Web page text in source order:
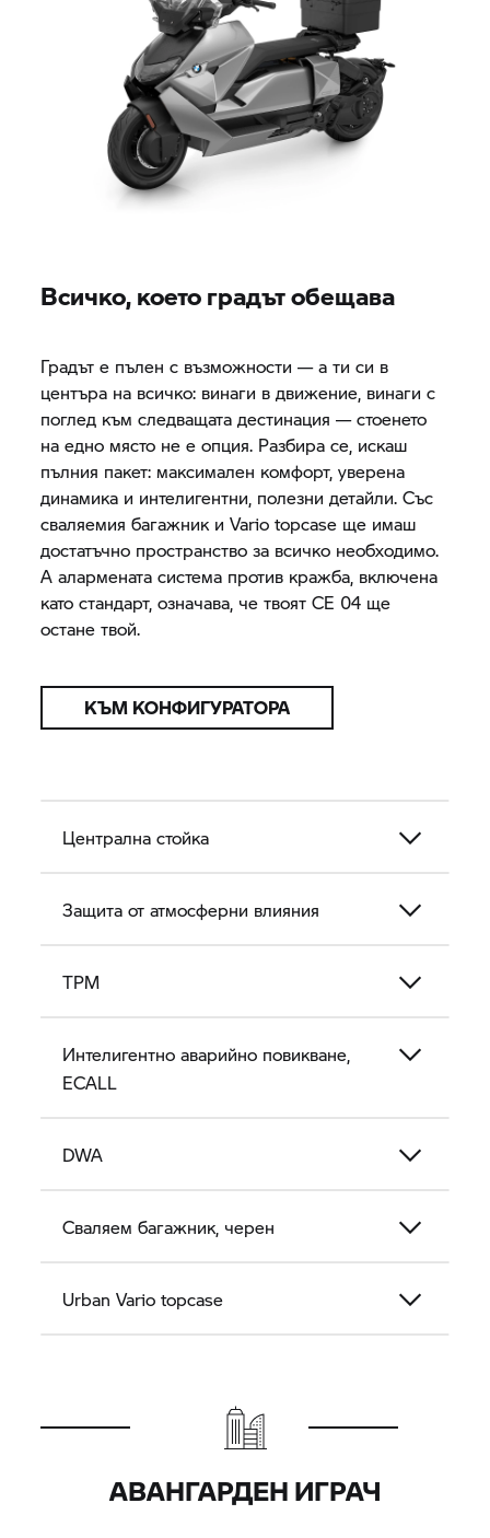
Всичко, което градът обещава
Градът е пълен с възможности — а ти си в
центъра на всичко: винаги в движение, винаги с
поглед към следващата дестинация — стоенето
на едно място не е опция. Разбира се, искаш
пълния пакет: максимален комфорт, уверена
динамика и интелигентни, полезни детайли. Със
сваляемия багажник и Vario topcase ще имаш
достатъчно пространство за всичко необходимо.
А алармената система против кражба, включена
като стандарт, означава, че твоятCE 04 ще
остане твой.
КЪМ КОНФИГУРАТОРА
Централна стойка
Защита от атмосферни влияния
TPM
Интелигентно аварийно повикване,
ECALL
DWA
Сваляем багажник, черен
Urban Vario topcase
АВАНГАРДЕН ИГРАЧ